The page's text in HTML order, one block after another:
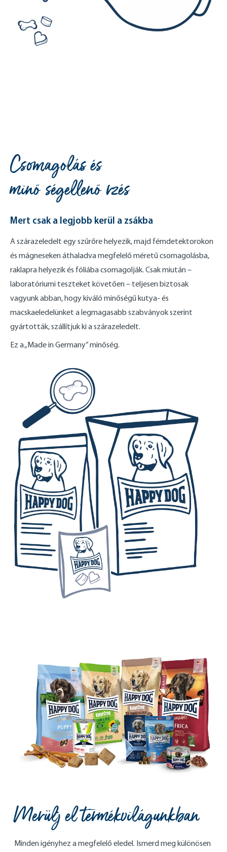
Csomagolás és
minőségellenőrzés
Mert csak a legjobb kerül a zsákba
A szárazeledelt egy szűrőre helyezik, majd fémdetektorokon
és mágneseken áthaladva megfelelő méretű csomagolásba,
raklapra helyezik és fóliába csomagolják. Csak miután –
laboratóriumi teszteket követően – teljesen biztosak
vagyunk abban, hogy kiváló minőségű kutya- és
macskaeledelünket a legmagasabb szabványok szerint
gyártották, szállítjuk ki a szárazeledelt.
Ez a „Made in Germany” minőség.
Merülj el termékvilágunkban
Minden igényhez a megfelelő eledel. Ismerd meg különösen